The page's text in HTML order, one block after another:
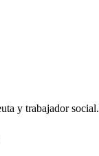
y trabajador